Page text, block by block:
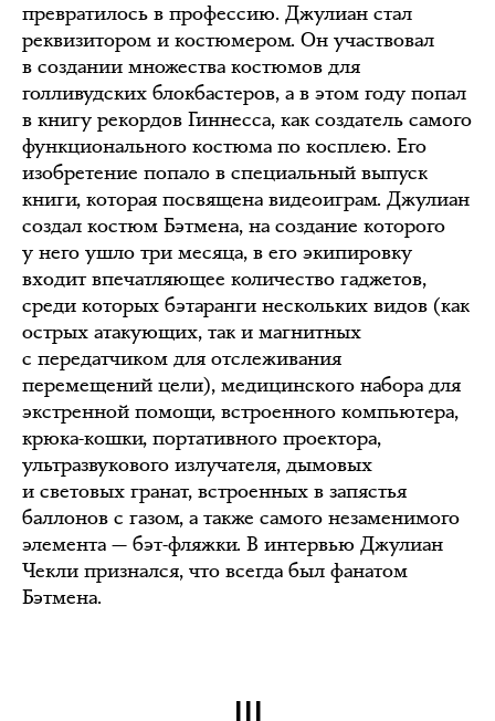
превратилось в профессию. Джулиан стал
реквизитором и костюмером. Он участвовал
в создании множества костюмов для
голливудских блокбастеров, а в этом году попал
в книгу рекордов Гиннесса, как создатель самого
функционального костюма по косплею. Его
изобретение попало в специальный выпуск
книги, которая посвящена видеоиграм. Джулиан
создал костюм Бэтмена, на создание которого
у него ушло три месяца, в его экипировку
входит впечатляющее количество гаджетов,
среди которых бэтаранги нескольких видов (как
острых атакующих, так и магнитных
с передатчиком для отслеживания
перемещений цели), медицинского набора для
экстренной помощи, встроенного компьютера,
крюка-кошки, портативного проектора,
ультразвукового излучателя, дымовых
и световых гранат, встроенных в запястья
баллонов с газом, а также самого незаменимого
элемента — бэт-фляжки. В интервью Джулиан
Чекли признался, что всегда был фанатом
Бэтмена.